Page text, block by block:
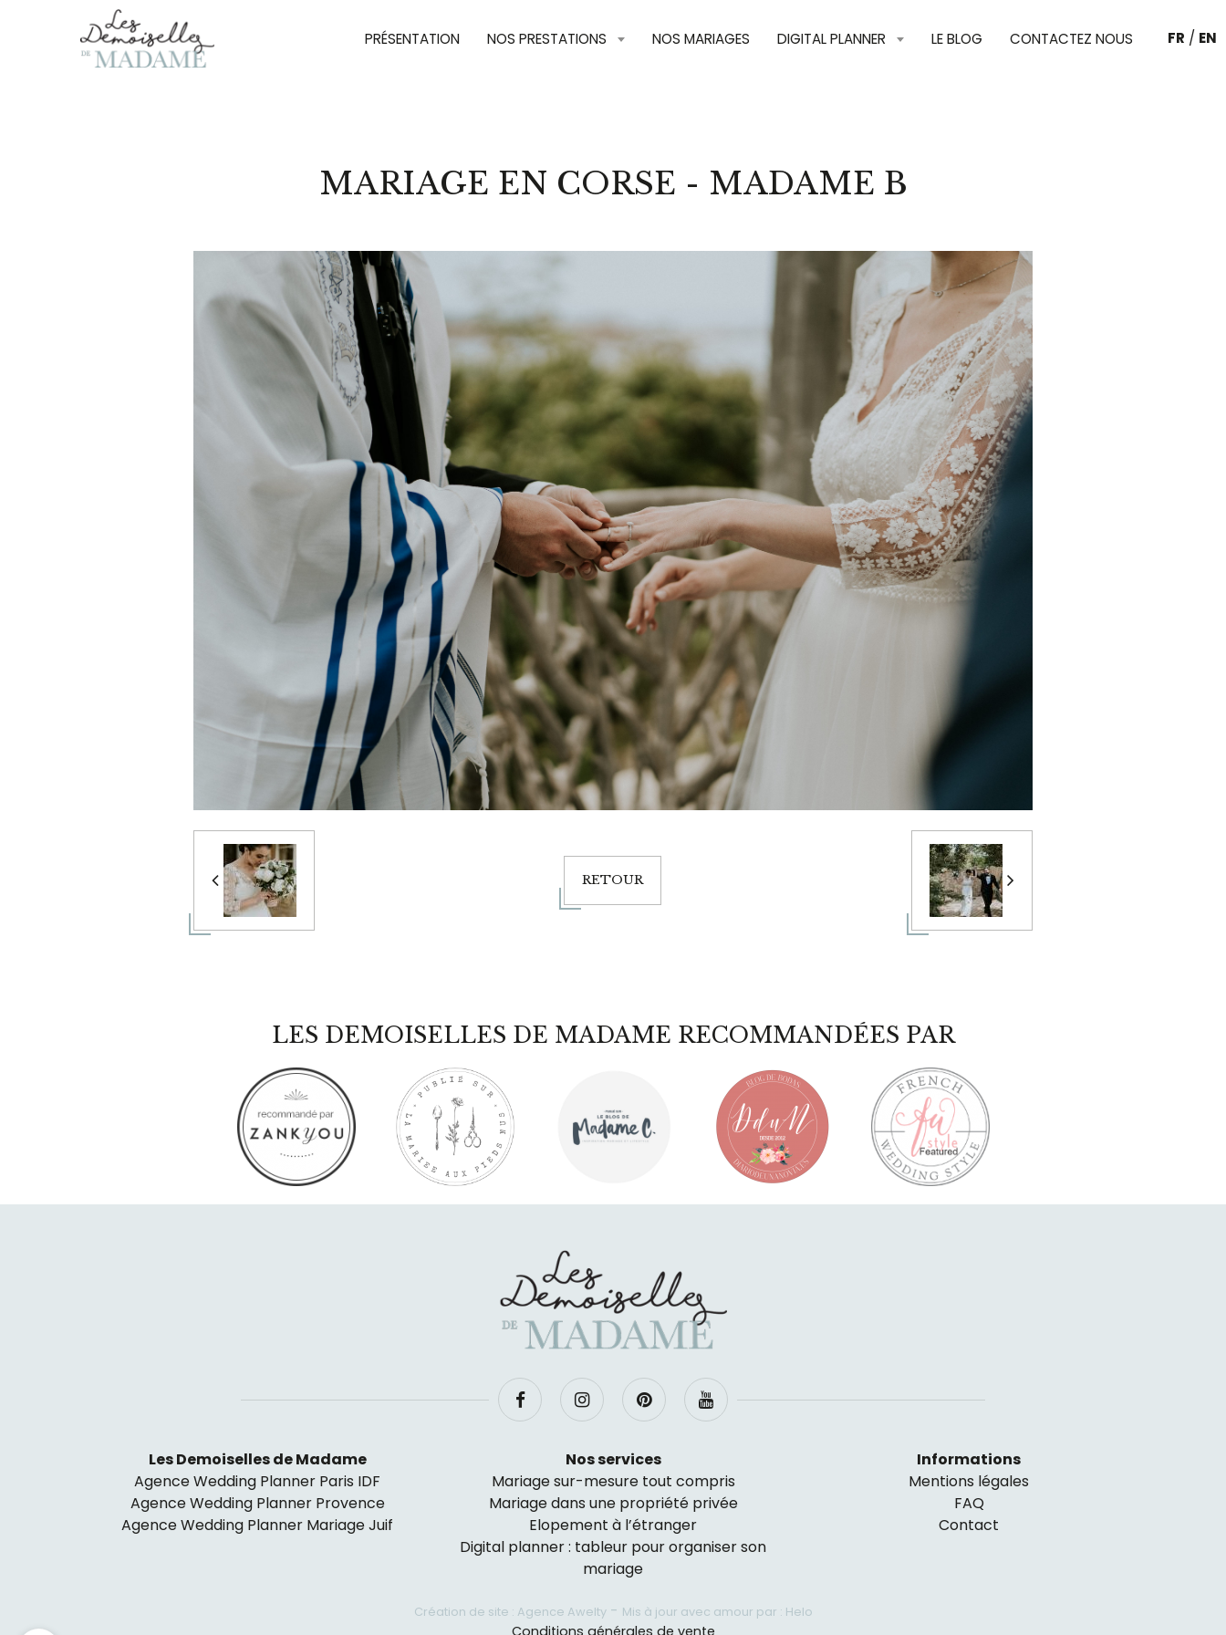
FR / EN
PRÉSENTATION NOS PRESTATIONS NOS MARIAGES DIGITAL PLANNER LE BLOG CONTACTEZ NOUS
MARIAGE EN CORSE - MADAME B
RETOUR
LES DEMOISELLES DE MADAME RECOMMANDÉES PAR
Les Demoiselles de Madame
Agence Wedding Planner Paris IDF
Agence Wedding Planner Provence
Agence Wedding Planner Mariage Juif
Nos services
Mariage sur-mesure tout compris
Mariage dans une propriété privée
Elopement à l’étranger
Digital planner : tableur pour organiser son
mariage
Informations
Mentions légales
FAQ
Contact
Création de site : Agence Awelty- Mis à jour avec amour par : Helo